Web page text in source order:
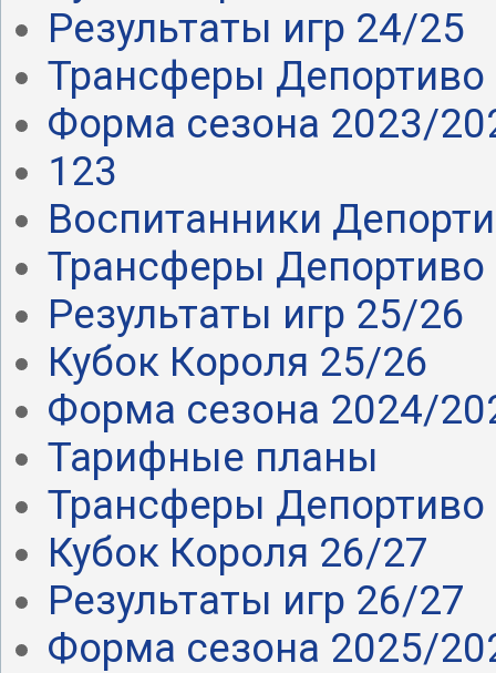
Результаты игр 24/25
Трансферы
Форма сезона 2023/
123
Воспитанники
Трансферы
Результаты игр 25/26
Кубок Короля 25/26
Форма сезона 2024/
Тарифные планы
Трансферы
Кубок Короля 26/27
Результаты игр 26/27
Форма сезона 2025/